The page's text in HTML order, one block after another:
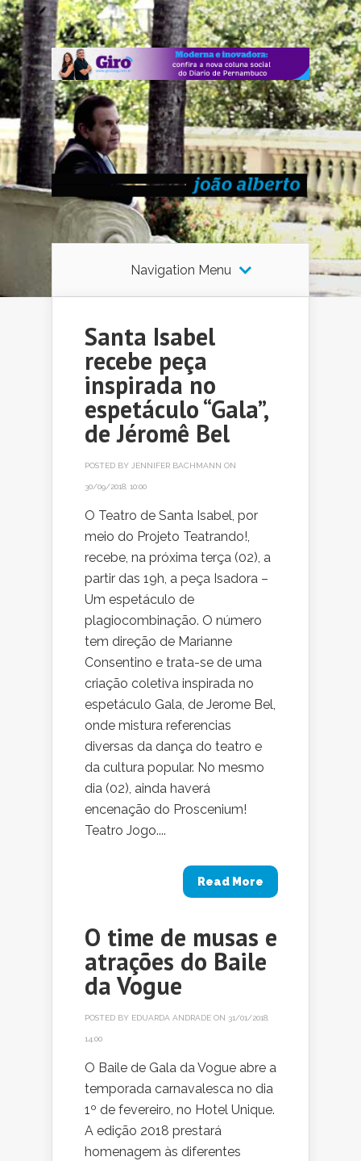
Navigation Menu
Santa Isabel
recebe peça
inspirada no
espetáculo “Gala”,
de Jéromê Bel
POSTED BY JENNIFER BACHMANN ON
30/09/2018, 10:00
O Teatro de Santa Isabel, por
meio do Projeto Teatrando!,
recebe, na próxima terça (02), a
partir das 19h, a peça Isadora –
Um espetáculo de
plagiocombinação. O número
tem direção de Marianne
Consentino e trata-se de uma
criação coletiva inspirada no
espetáculo Gala, de Jerome Bel,
onde mistura referencias
diversas da dança do teatro e
da cultura popular. No mesmo
dia (02), ainda haverá
encenação do Proscenium!
Teatro Jogo....
Read More
O time de musas e
atrações do Baile
da Vogue
POSTED BY EDUARDA ANDRADE ON 31/01/2018,
14:00
O Baile de Gala da Vogue abre a
temporada carnavalesca no dia
1º de fevereiro, no Hotel Unique.
A edição 2018 prestará
homenagem às diferentes